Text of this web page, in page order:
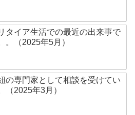
タイア生活での最近の出来事で
。（2025年5月）
の専門家として相談を受けてい
（2025年3月）